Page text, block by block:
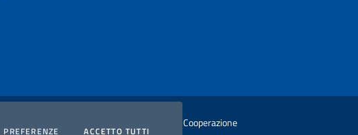
PREFERENZE COOKIESACCETTO TUTTII COOKIES
Copyright Ministero degli Affari Esteri e della Cooperazione